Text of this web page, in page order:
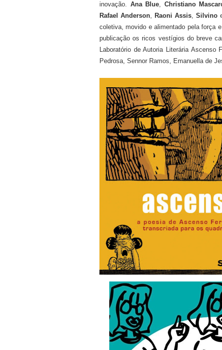
inovação. Ana Blue, Christiano
Rafael Anderson, Raoni Assis, Silvino
coletiva, movido e alimentado pela força
publicação os ricos vestígios do breve
Laboratório de Autoria Literária
Pedrosa, Sennor Ramos, Emanuella de